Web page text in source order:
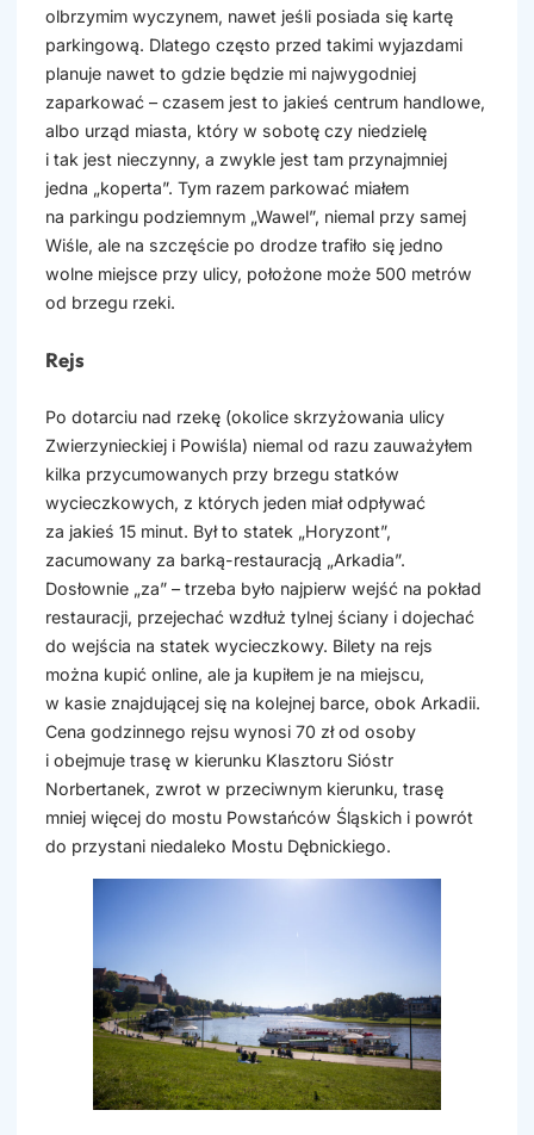
olbrzymim wyczynem, nawet jeśli posiada się kartę
parkingową. Dlatego często przed takimi wyjazdami
planuje nawet to gdzie będzie mi najwygodniej
zaparkować – czasem jest to jakieś centrum handlowe,
albo urząd miasta, który w sobotę czy niedzielę
i tak jest nieczynny, a zwykle jest tam przynajmniej
jedna „koperta”. Tym razem parkować miałem
na parkingu podziemnym „Wawel”, niemal przy samej
Wiśle, ale na szczęście po drodze trafiło się jedno
wolne miejsce przy ulicy, położone może 500 metrów
od brzegu rzeki.
Rejs
Po dotarciu nad rzekę (okolice skrzyżowania ulicy
Zwierzynieckiej i Powiśla) niemal od razu zauważyłem
kilka przycumowanych przy brzegu statków
wycieczkowych, z których jeden miał odpływać
za jakieś 15 minut. Był to statek „Horyzont”,
zacumowany za barką-restauracją „Arkadia”.
Dosłownie „za” – trzeba było najpierw wejść na pokład
restauracji, przejechać wzdłuż tylnej ściany i dojechać
do wejścia na statek wycieczkowy. Bilety na rejs
można kupić online, ale ja kupiłem je na miejscu,
w kasie znajdującej się na kolejnej barce, obok Arkadii.
Cena godzinnego rejsu wynosi 70 zł od osoby
i obejmuje trasę w kierunku Klasztoru Sióstr
Norbertanek, zwrot w przeciwnym kierunku, trasę
mniej więcej do mostu Powstańców Śląskich i powrót
do przystani niedaleko Mostu Dębnickiego.